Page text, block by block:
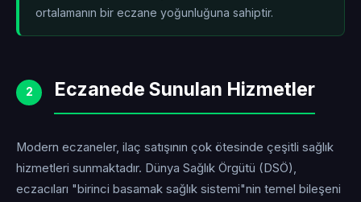
ortalamanın bir eczane yoğunluğuna sahiptir.
2 Eczanede Sunulan Hizmetler
Modern eczaneler, ilaç satışının çok ötesinde çeşitli sağlık
hizmetleri sunmaktadır. Dünya Sağlık Örgütü (DSÖ),
eczacıları "birinci basamak sağlık sistemi"nin temel bileşeni